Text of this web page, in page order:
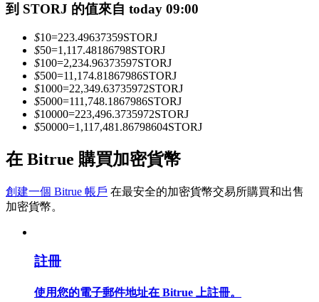
坐享盈利分成和跟單分傭
合約資訊
到 STORJ 的值來自 today 09:00
$10=223.49637359STORJ
$50=1,117.48186798STORJ
$100=2,234.96373597STORJ
$500=11,174.81867986STORJ
$1000=22,349.63735972STORJ
$5000=111,748.1867986STORJ
$10000=223,496.3735972STORJ
$50000=1,117,481.86798604STORJ
在 Bitrue 購買加密貨幣
創建一個 Bitrue 帳戶 在最安全的加密貨幣交易所購買和出售
加密貨幣。
註冊
使用您的電子郵件地址在 Bitrue 上註冊。